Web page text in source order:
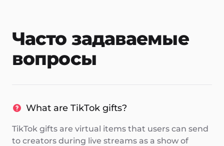
Часто задаваемые
вопросы
What are TikTok gifts?
TikTok gifts are virtual items that users can send
to creators during live streams as a show of